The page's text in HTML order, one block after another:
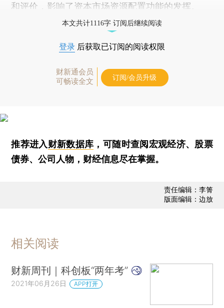
和评价，影响了资本市场资源配置功能的发挥。
本文共计1116字 订阅后继续阅读
登录 后获取已订阅的阅读权限
财新通会员
可畅读全文
订阅/会员升级
推荐进入财新数据库 ，可随时查阅宏观经济、股票
债券、公司人物，财经信息尽在掌握。
责任编辑：李箐
版面编辑：边放
相关阅读
财新周刊｜科创板“两年考”
2021年06月26日 APP打开